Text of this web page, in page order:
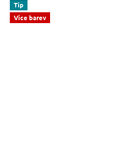
Tip
Více barev